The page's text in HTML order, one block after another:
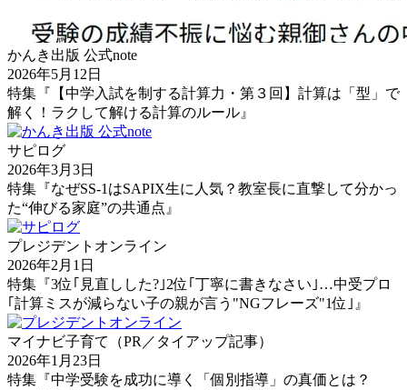
かんき出版 公式note
2026年5月12日
特集『【中学入試を制する計算力・第３回】計算は「型」で
解く！ラクして解ける計算のルール』
サピログ
2026年3月3日
特集『なぜSS-1はSAPIX生に人気？教室長に直撃して分かっ
た“伸びる家庭”の共通点』
プレジデントオンライン
2026年2月1日
特集『3位｢見直しした?｣2位｢丁寧に書きなさい｣…中受プロ
｢計算ミスが減らない子の親が言う"NGフレーズ"1位｣』
マイナビ子育て（PR／タイアップ記事）
2026年1月23日
特集『中学受験を成功に導く「個別指導」の真価とは？